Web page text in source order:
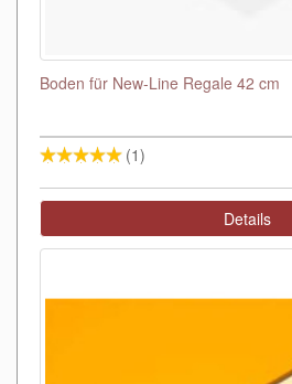
Boden für New-Line Regale 42 cm
(1)
Details